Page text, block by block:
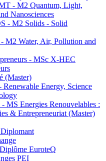
- M2 Quantum, Light,
Nanosciences
- M2 Solids - Solid
M2 Water, Air, Pollution and
- MSc X-HEC
(Master)
Energy, Science
MS Energies Renouvelables :
& Entrepreneuriat (Master)
EuroteQ
PEI